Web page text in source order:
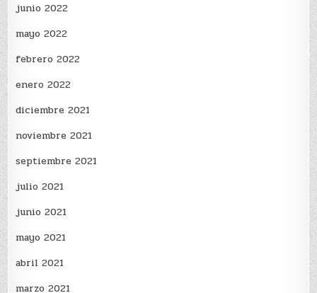
junio 2022
mayo 2022
febrero 2022
enero 2022
diciembre 2021
noviembre 2021
septiembre 2021
julio 2021
junio 2021
mayo 2021
abril 2021
marzo 2021